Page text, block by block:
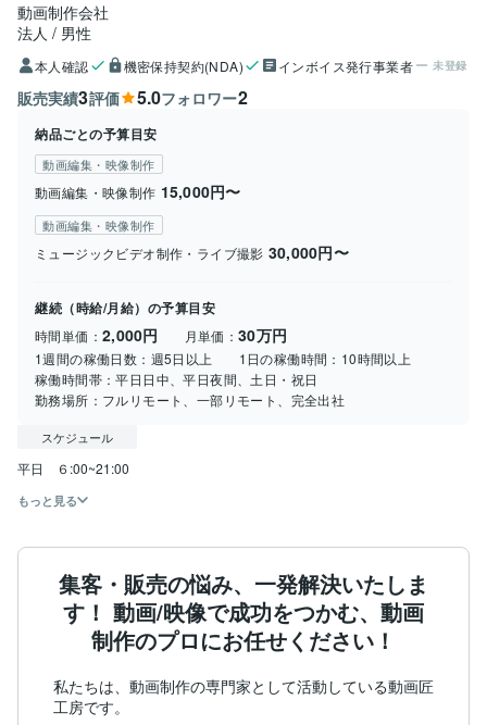
動画制作会社
法人
男性
本人確認 機密保持契約(NDA) インボイス発行事業者 未登録
販売実績3評価 5.0フォロワー2
納品ごとの予算目安
動画編集・映像制作
動画編集・映像制作 15,000円〜
動画編集・映像制作
ミュージックビデオ制作・ライブ撮影 30,000円〜
継続（時給/月給）の予算目安
時間単価： 2,000円 月単価：30万円
1週間の稼働日数： 週5日以上 1日の稼働時間： 10時間以上
稼働時間帯：平日日中、平日夜間、土日・祝日
勤務場所： フルリモート、一部リモート、完全出社
スケジュール
平日　６:00~21:00
もっと見る
集客・販売の悩み、一発解決いたしま
す！ 動画/映像で成功をつかむ、動画
制作のプロにお任せください！
私たちは、動画制作の専門家として活動している動画匠
工房です。